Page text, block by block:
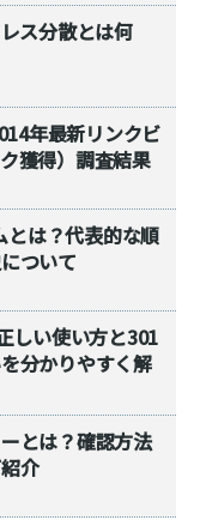
ス分散とは何
年最新リンクビ
獲得）調査結果
は？代表的な順
ついて
しい使い方と301
分かりやすく解
とは？確認方法
介